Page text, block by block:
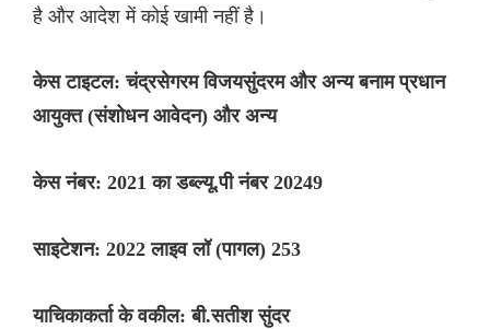
है और आदेश में कोई खामी नहीं है।
केस टाइटल: चंद्रसेगरम विजयसुंदरम और अन्य बनाम प्रधान
आयुक्त (संशोधन आवेदन) और अन्य
केस नंबर: 2021 का डब्ल्यू.पी नंबर 20249
साइटेशन: 2022 लाइव लॉ (पागल) 253
याचिकाकर्ता के वकील: बी.सतीश सुंदर